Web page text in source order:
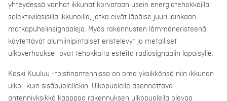
yhteydessä vanhat ikkunat korvataan usein energiatehokkailla
selektiivilasisilla ikkunoilla, jotka eivät läpäise juuri lainkaan
matkapuhelinsignaaleja. Myös rakennusten lämmöneristeenä
käytettävät alumiinipintaiset eristelevyt ja metalliset
ulkoverhoukset ovat tehokkaita esteitä radiosignaalin läpäisylle.
Kaski Kuuluu -toistinantennissa on oma yksikkönsä niin ikkunan
ulko- kuin sisäpuolellekin. Ulkopuolelle asennettava
antenniyksikkö kaappaa rakennuksen ulkopuolella olevaa